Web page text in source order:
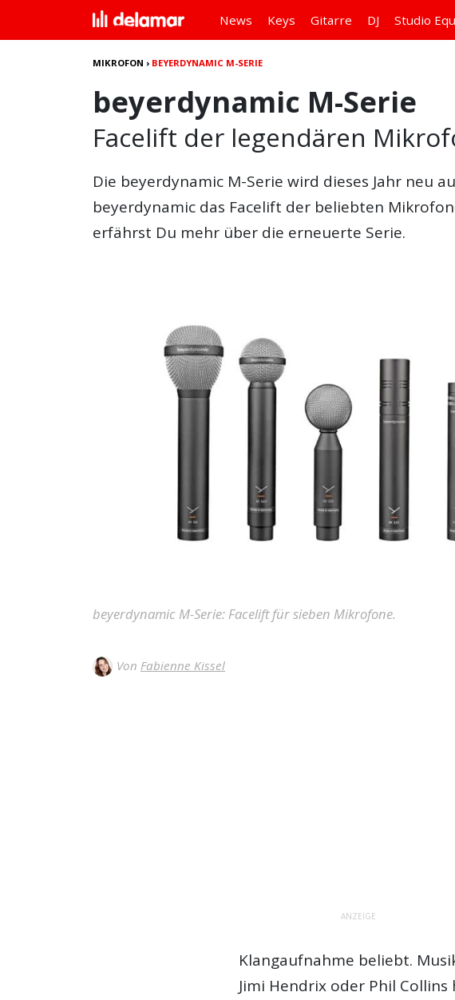
News Keys Gitarre DJ Studio
MIKROFON › BEYERDYNAMIC M-SERIE
beyerdynamic M-Serie
Facelift der legendären
Die beyerdynamic M-Serie wird dieses Jahr neu
beyerdynamic das Facelift der beliebten
erfährst Du mehr über die erneuerte Serie.
beyerdynamic M-Serie: Facelift für sieben Mikrofone.
Von Fabienne Kissel
ANZEIGE
Klangaufnahme beliebt.
Jimi Hendrix oder Phil